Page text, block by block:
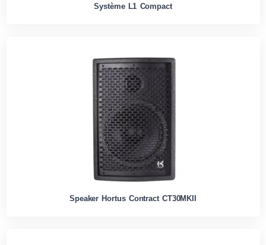
Système L1 Compact
Speaker Hortus Contract CT30MKII